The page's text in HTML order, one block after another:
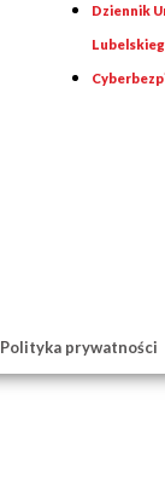
Dziennik
Polityka prywatności